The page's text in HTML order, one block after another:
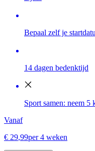
Bepaal zelf je
14 dagen bedenktijd
Sport samen: neem 5
Vanaf
€ 29,99per 4 weken